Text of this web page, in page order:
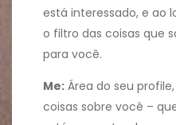
está interessado, e ao
o filtro das coisas que
para você.
Me:Área do seu
coisas sobre você –